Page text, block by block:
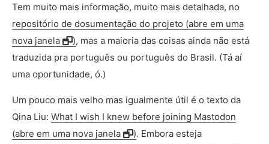
Tem muito mais informação, muito mais detalhada, no
repositório de dosumentação do projeto (abre em uma
nova janela
), mas a maioria das coisas ainda não está
traduzida pra português ou português do Brasil. (Tá aí
uma oportunidade, ó.)
Um pouco mais velho mas igualmente útil é o texto da
Qina Liu: What I wish I knew before joining Mastodon
(abre em uma nova janela
). Embora esteja